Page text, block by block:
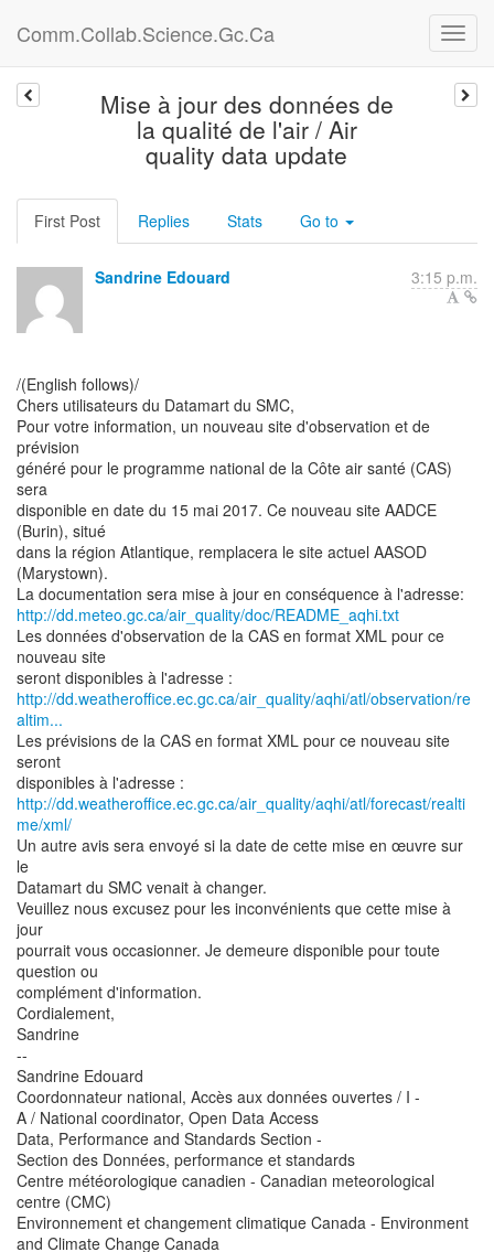
Comm.Collab.Science.Gc.Ca
Mise à jour des données de
la qualité de l'air / Air
quality data update
First Post Replies Stats Go to
Sandrine Edouard 3:15 p.m.
/(English follows)/
Chers utilisateurs du Datamart du SMC,
Pour votre information, un nouveau site d'observation et de
prévision
généré pour le programme national de la Côte air santé (CAS)
sera
disponible en date du 15 mai 2017. Ce nouveau site AADCE
(Burin), situé
dans la région Atlantique, remplacera le site actuel AASOD
(Marystown).
http://dd.meteo.gc.ca/air_quality/doc/README_aqhi.txt
Les données d'observation de la CAS en format XML pour ce
nouveau site
http://dd.weatheroffice.ec.gc.ca/air_quality/aqhi/atl/observation/re
altim...
Les prévisions de la CAS en format XML pour ce nouveau site
seront
http://dd.weatheroffice.ec.gc.ca/air_quality/aqhi/atl/forecast/realti
me/xml/
Un autre avis sera envoyé si la date de cette mise en œuvre sur
le
Datamart du SMC venait à changer.
Veuillez nous excusez pour les inconvénients que cette mise à
jour
pourrait vous occasionner. Je demeure disponible pour toute
question ou
complément d'information.
Cordialement,
Sandrine
--
Sandrine Edouard
Coordonnateur national, Accès aux données ouvertes / I -
A / National coordinator, Open Data Access
Data, Performance and Standards Section -
Section des Données, performance et standards
Centre météorologique canadien - Canadian meteorological
centre (CMC)
Environnement et changement climatique Canada - Environment